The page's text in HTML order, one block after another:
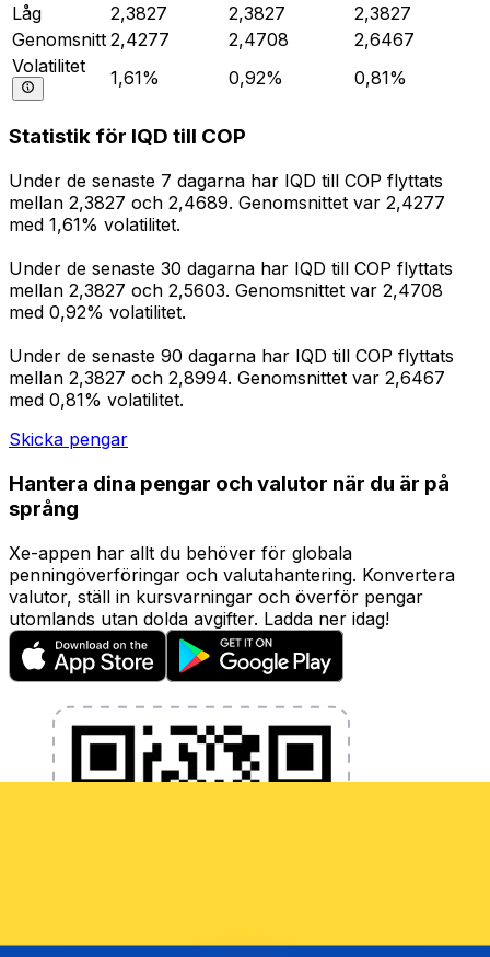
Låg
2,3827 2,3827
2,3827
Genomsnitt 2,4277 2,4708
2,6467
Volatilitet
1,61% 0,92% 0,81%
Statistik för IQD till COP
Under de senaste 7 dagarna har IQD till COP flyttats
mellan 2,3827 och 2,4689. Genomsnittet var 2,4277
med 1,61% volatilitet.
Under de senaste 30 dagarna har IQD till COP flyttats
mellan 2,3827 och 2,5603. Genomsnittet var 2,4708
med 0,92% volatilitet.
Under de senaste 90 dagarna har IQD till COP flyttats
mellan 2,3827 och 2,8994. Genomsnittet var 2,6467
med 0,81% volatilitet.
Skicka pengar
Hantera dina pengar och valutor när du är på
språng
Xe-appen har allt du behöver för globala
penningöverföringar och valutahantering. Konvertera
valutor, ställ in kursvarningar och överför pengar
utomlands utan dolda avgifter. Ladda ner idag!